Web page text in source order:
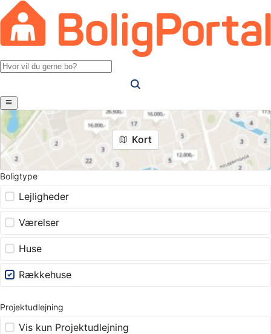
Kort
Boligtype
Lejligheder
Værelser
Huse
Rækkehuse
Projektudlejning
Vis kun Projektudlejning